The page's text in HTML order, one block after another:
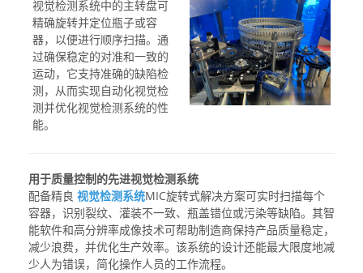
视觉检测系统中的主转盘可
精确旋转并定位瓶子或容
器，以便进行顺序扫描。通
过确保稳定的对准和一致的
运动，它支持准确的缺陷检
测，从而实现自动化视觉检
测并优化视觉检测系统的性
能。
用于质量控制的先进视觉检测系统
配备精良 视觉检测系统MIC旋转式解决方案可实时扫描每个
容器，识别裂纹、灌装不一致、瓶盖错位或污染等缺陷。其智
能软件和高分辨率成像技术可帮助制造商保持产品质量稳定，
减少浪费，并优化生产效率。该系统的设计还能最大限度地减
少人为错误，简化操作人员的工作流程。